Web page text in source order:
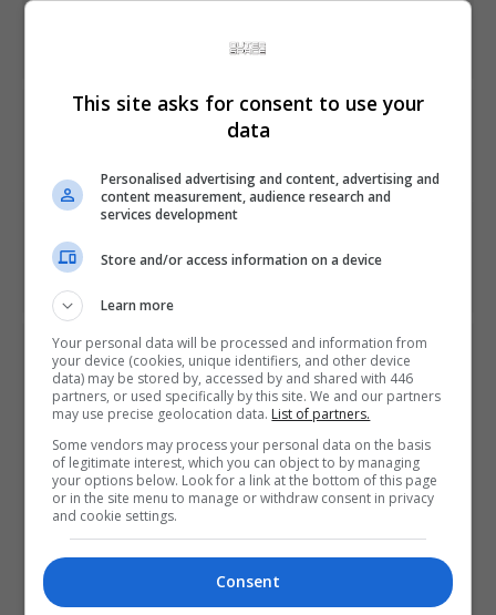
Share This
Capcom mostra a jogabilidade de Resident Evil 3
Sony mostra teaser de Ghost of Tsushima antes de novo
ÚLTIMAS NOTÍCIAS
Trailer mostra novos chefes e cenários de
Onimusha: Way of the Sword
This site asks for consent to use your
data
Personalised advertising and content, advertising and
content measurement, audience research and
services development
Store and/or access information on a device
Learn more
Your personal data will be processed and information from
your device (cookies, unique identifiers, and other device
data) may be stored by, accessed by and shared with 446
partners, or used specifically by this site. We and our partners
may use precise geolocation data. List of partners.
Some vendors may process your personal data on the basis
of legitimate interest, which you can object to by managing
your options below. Look for a link at the bottom of this page
or in the site menu to manage or withdraw consent in privacy
and cookie settings.
Consent